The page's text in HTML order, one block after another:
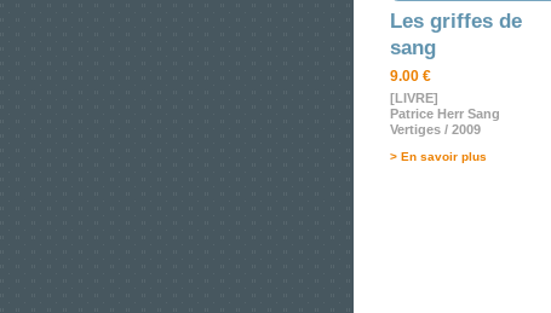
Les griffes de
sang
9.00 €
[LIVRE]
Patrice Herr Sang
Vertiges / 2009
> En savoir plus